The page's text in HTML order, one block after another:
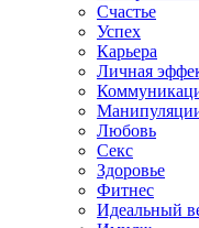
Счастье
Успех
Карьера
Личная
Любовь
Секс
Здоровье
Фитнес
Идеальный